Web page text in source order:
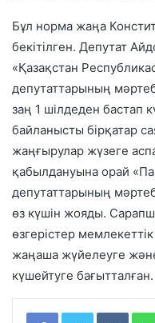
Бұл норма жаңа
бекітілген. Депутат
«Қазақстан
депутаттарының
заң 1 шілдеден бастап
байланысты бірқатар
жаңғырулар жүзеге
қабылдануына орай
депутаттарының
өз күшін жояды.
өзгерістер
жаңаша жүйелеуге
күшейтуге бағытталған.
Facebook Twitter VKontakte